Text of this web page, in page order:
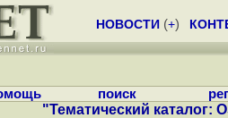
НОВОСТИ (+)
поиск
"Тематический каталог: